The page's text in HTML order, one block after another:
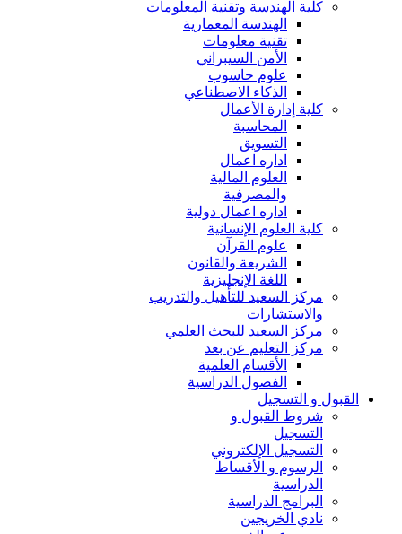
كلية الهندسة وتقنية المعلومات
الهندسة المعمارية
تقنية معلومات
الأمن السيبراني
علوم حاسوب
الذكاء الاصطناعي
كلية إدارة الأعمال
المحاسبة
التسويق
اداره اعمال
العلوم المالية
والمصرفية
اداره اعمال دولية
كلية العلوم الإنسانية
علوم القرآن
الشريعة والقانون
اللغة الإنجليزية
مركز السعيد للتأهيل والتدريب
والاستشارات
مركز السعيد للبحث العلمي
مركز التعليم عن بعد
الأقسام العلمية
الفصول الدراسية
القبول و التسجيل
شروط القبول و
التسجيل
التسجيل الإلكتروني
الرسوم و الأقساط
الدراسية
البرامج الدراسية
نادي الخريجين